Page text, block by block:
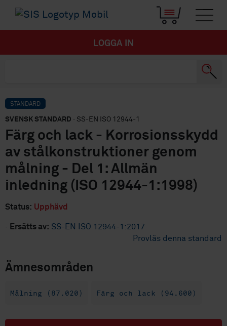
LOGGA IN
STANDARD
SVENSK STANDARD · SS-EN ISO 12944-1
Färg och lack - Korrosionsskydd
av stålkonstruktioner genom
målning - Del 1: Allmän
inledning (ISO 12944-1:1998)
Status: Upphävd
· Ersätts av: SS-EN ISO 12944-1:2017
Provläs denna standard
Ämnesområden
Målning (87.020) Färg och lack (94.600)